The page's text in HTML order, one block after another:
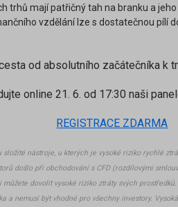
trhů mají patřičný tah na branku a
vzdělání lze s dostatečnou pílí
od absolutního začátečníka k
online 21. 6. od 17:30 naši
REGISTRACE ZDARMA
složité nástroje, u kterých je vysoké riziko rychlé
došlo při obchodování s CFD (rozdílovými
můžete dovolit vysoké riziko ztráty svých
a nemusí být vhodné pro všechny investory.